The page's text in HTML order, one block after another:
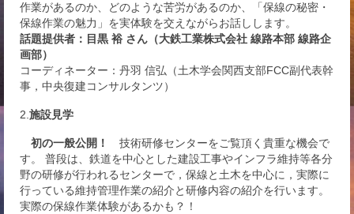
作業があるのか、どのような苦労があるのか、「保線の秘密・
保線作業の魅力」を実体験を交えながらお話しします。
話題提供者：目黒 裕 さん（大鉄工業株式会社 線路本部 線路企
画部）
コーディネーター：丹羽 信弘（土木学会関西支部FCC副代表幹
事，中央復建コンサルタンツ）
2. 施設見学
初の一般公開！
技術研修センターをご覧頂く貴重な機会で
す。 普段は、鉄道を中心とした建設工事やインフラ維持等各分
野の研修が行われるセンターで，保線と土木を中心に，実際に
行っている維持管理作業の紹介と研修内容の紹介を行います。
実際の保線作業体験があるかも？！